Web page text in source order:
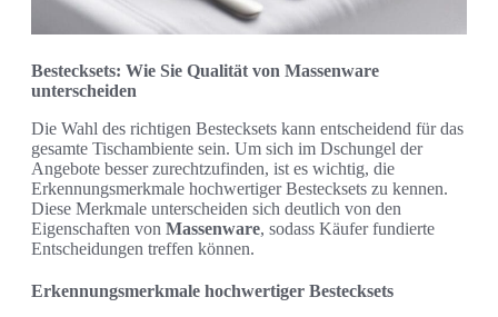
Bestecksets: Wie Sie Qualität von Massenware
unterscheiden
Die Wahl des richtigen Bestecksets kann entscheidend für das
gesamte Tischambiente sein. Um sich im Dschungel der
Angebote besser zurechtzufinden, ist es wichtig, die
Erkennungsmerkmale hochwertiger Bestecksets zu kennen.
Diese Merkmale unterscheiden sich deutlich von den
Eigenschaften von Massenware, sodass Käufer fundierte
Entscheidungen treffen können.
Erkennungsmerkmale hochwertiger Bestecksets